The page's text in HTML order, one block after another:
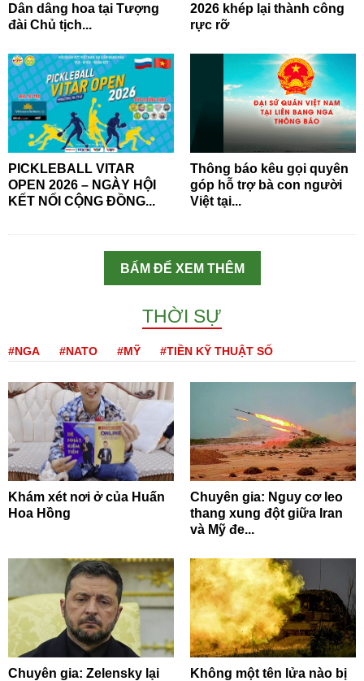
Dân dâng hoa tại Tượng
đài Chủ tịch...
2026 khép lại thành công
rực rỡ
PICKLEBALL VITAR
OPEN 2026 – NGÀY HỘI
KẾT NỐI CỘNG ĐỒNG...
Thông báo kêu gọi quyên
góp hỗ trợ bà con người
Việt tại...
BẤM ĐỂ XEM THÊM
THỜI SỰ
#NGA #NATO #MỸ #TIỀN KỸ THUẬT SỐ
Khám xét nơi ở của Huấn
Hoa Hồng
Chuyên gia: Nguy cơ leo
thang xung đột giữa Iran
và Mỹ đe...
Chuyên gia: Zelensky lại
Không một tên lửa nào bị